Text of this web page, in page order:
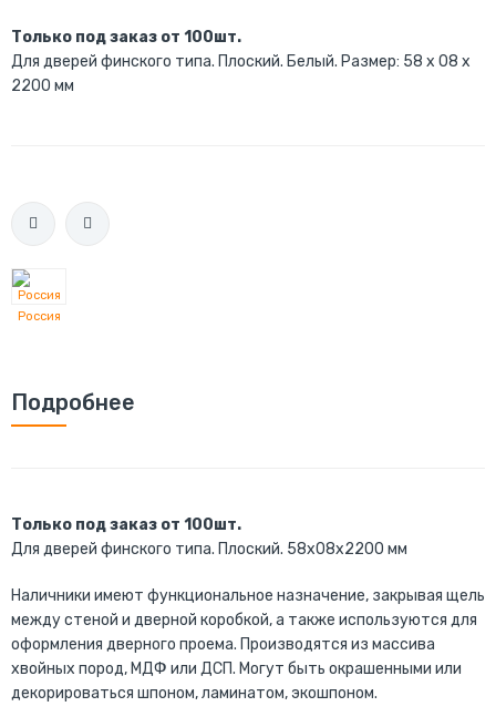
Только под заказ от 100шт.
Для дверей финского типа. Плоский. Белый. Размер: 58 x 08 x
2200 мм
Россия
Подробнее
Только под заказ от 100шт.
Для дверей финского типа. Плоский. 58x08x2200 мм
Наличники имеют функциональное назначение, закрывая щель
между стеной и дверной коробкой, а также используются для
оформления дверного проема. Производятся из массива
хвойных пород, МДФ или ДСП. Могут быть окрашенными или
декорироваться шпоном, ламинатом, экошпоном.